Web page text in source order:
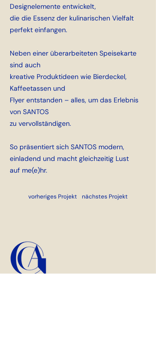
Designelemente entwickelt,
die die Essenz der kulinarischen Vielfalt
perfekt einfangen.
Neben einer überarbeiteten Speisekarte
sind auch
kreative Produktideen wie Bierdeckel,
Kaffeetassen und
Flyer entstanden – alles, um das Erlebnis
von SANTOS
zu vervollständigen.
So präsentiert sich SANTOS modern,
einladend und macht gleichzeitig Lust
auf me(e)hr.
vorheriges Projekt nächstes Projekt